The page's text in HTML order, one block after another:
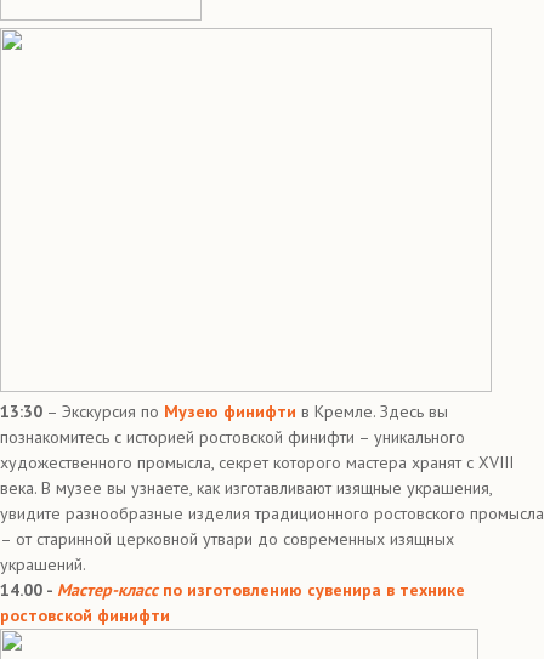
13:30 – Экскурсия по Музею финифти в Кремле. Здесь вы
познакомитесь с историей ростовской финифти – уникального
художественного промысла, секрет которого мастера хранят с XVIII
века. В музее вы узнаете, как изготавливают изящные украшения,
увидите разнообразные изделия традиционного ростовского промысла
– от старинной церковной утвари до современных изящных
украшений.
14.00 - Мастер-класс по изготовлению сувенира в технике
ростовской финифти